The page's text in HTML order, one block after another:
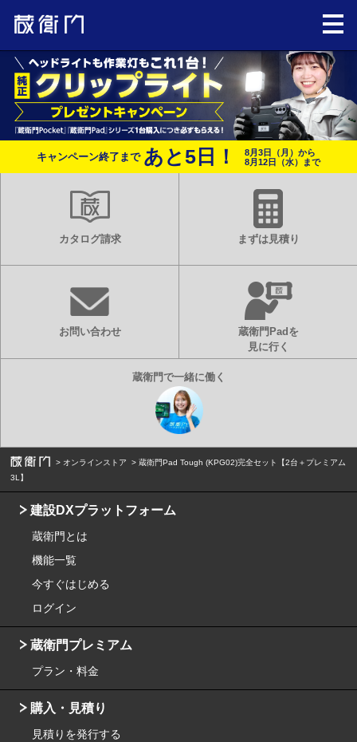
キャンペーン終了まで あと5 日！
8月3日（月）から
8月12日（水）まで
カタログ請求 まずは見積り
お問い合わせ
蔵衛門Padを
見に行く
オンラインストア
蔵衛門Pad Tough (KPG02)完全セット【2台＋プレミアム
3L】
建設DXプラットフォーム
蔵衛門とは
機能一覧
今すぐはじめる
ログイン
蔵衛門プレミアム
プラン・料金
購入・見積り
見積りを発行する